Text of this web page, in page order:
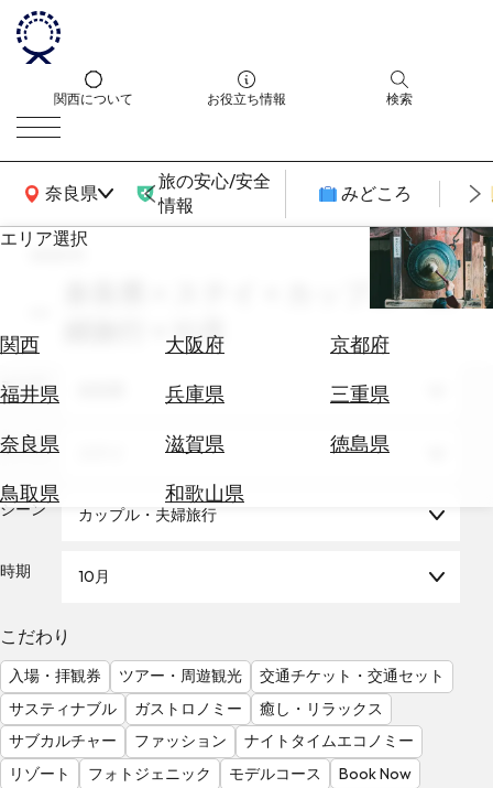
関西について お役立ち情報 検索
奈良県
関西広域MAP
旅の安心/安全
情報
みどころ
エリア選択
関西 大阪府
京都府
福井県
兵庫県
三重県
奈良県
滋賀県
徳島県
鳥取県
和歌山県
エ
券
テ
を
る
気
を
見
る
search
奈良県 × ステイ × カップル・夫
婦旅行 × 10月
エリア
テーマ
シーン カップル・夫婦旅行
時期 10月
こだわり
入場・拝観券 ツアー・周遊観光
交通チケット・交通セット
サスティナブル
ガストロノミー
癒し・リラックス
サブカルチャー
ファッション
ナイトタイムエコノミー
リゾート
フォトジェニック モデルコース Book Now